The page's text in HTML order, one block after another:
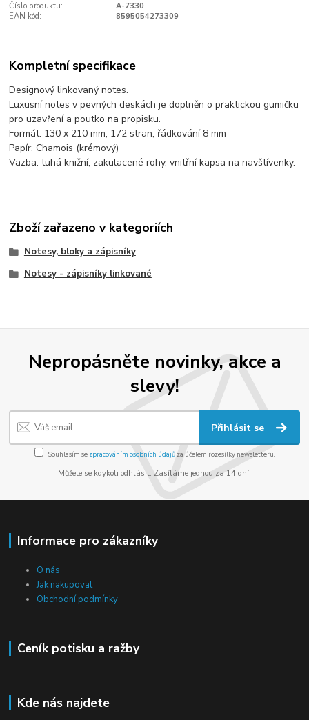
Číslo produktu:
A-7330
EAN kód:
8595054273309
Kompletní specifikace
Designový linkovaný notes.
Luxusní notes v pevných deskách je doplněn o praktickou gumičku
pro uzavření a poutko na propisku.
Formát: 130 x 210 mm, 172 stran, řádkování 8 mm
Papír: Chamois (krémový)
Vazba: tuhá knižní, zakulacené rohy, vnitřní kapsa na navštívenky.
Zboží zařazeno v kategoriích
Notesy, bloky a zápisníky
Notesy - zápisníky linkované
Nepropásněte novinky, akce a
slevy!
Přihlásit se
Souhlasím se zpracováním osobních údajůza účelem rozesílky newsletteru.
Můžete se kdykoli odhlásit. Zasíláme jednou za 14 dní.
Informace pro zákazníky
O nás
Jak nakupovat
Obchodní podmínky
Ceník potisku a ražby
Kde nás najdete